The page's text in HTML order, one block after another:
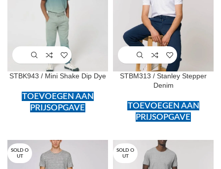
STBK943 / Mini Shake Dip Dye
TOEVOEGEN AAN
PRIJSOPGAVE
STBM313 / Stanley Stepper
Denim
TOEVOEGEN AAN
PRIJSOPGAVE
SOLD O
UT
SOLD O
UT